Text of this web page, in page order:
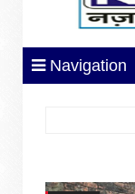
Navigation